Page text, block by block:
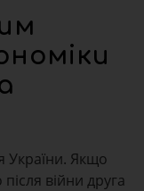
України. Якщо
війни друга